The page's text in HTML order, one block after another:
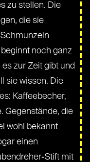
zu stellen. Die
die sie
noch ganz
zur Zeit gibt und
sie wissen. Die
Kaffeebecher,
Gegenstände, die
wohl bekannt
einen
Stift mit